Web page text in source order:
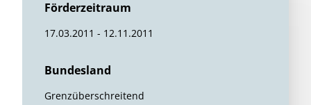
Förderzeitraum
17.03.2011 - 12.11.2011
Bundesland
Grenzüberschreitend